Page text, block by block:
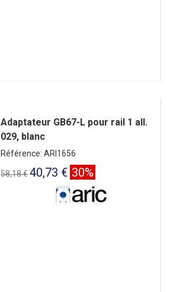
Adaptateur GB67-L pour rail 1 all.
029, blanc
Référence: ARI1656
58,18 €40,73 € 30%